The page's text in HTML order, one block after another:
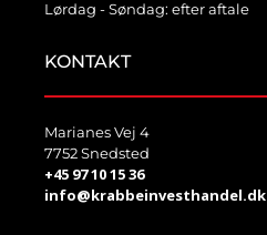
Lørdag - Søndag: efter aftale
KONTAKT
Marianes Vej 4
7752 Snedsted
+45 97 10 15 36
info@krabbeinvesthandel.dk